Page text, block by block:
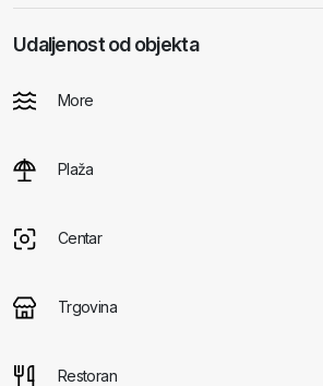
Udaljenost od objekta
More
Plaža
Centar
Trgovina
Restoran